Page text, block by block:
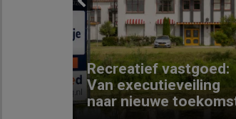
Previous
Recreatief vastgoed:
Van executieveiling
naar nieuwe